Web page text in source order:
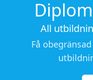
All
Få